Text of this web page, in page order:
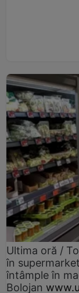
Ultima oră /
în
întâmple în
Bolojan